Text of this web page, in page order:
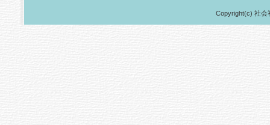
Copyright(c) 社会